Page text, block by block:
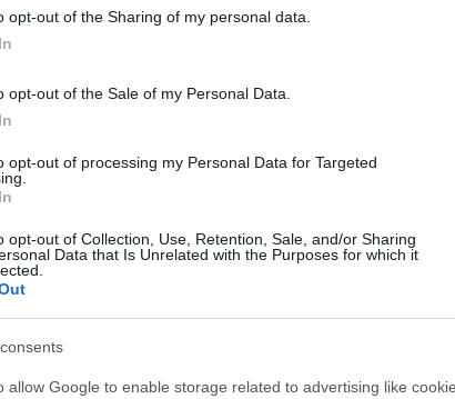
opt-out of the Sharing of my personal data.
opt-out of the Sale of my Personal Data.
opt-out of processing my Personal Data for Targeted
opt-out of Collection, Use, Retention, Sale, and/or Sharing
Data that Is Unrelated with the Purposes for which it
allow Google to enable storage related to advertising like
Χαλκίδα - Μηχανή παρέσυρε πεζό
13χρονη μαθήτρια - Είχε
βρέθηκε απαγχονισμένος μέσα στο σπίτι
κυκλοφορίας στο σημείο
στις φλόγες εν κινήσει - Βγήκε την